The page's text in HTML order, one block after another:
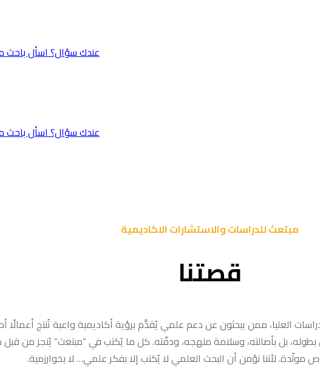
عندك سؤال؟ اسأل
عندك سؤال؟ اسأل
مبتعث للدراسات والاستشارات الاكاديمية
قصتنا
العليا، ممن يبحثون عن دعم علمي يُقدَّم برؤية أكاديمية واعية تُنتج
بطوله، بل بأصالته، وسلامة منهجه، ودقّته. كل ما يُكتب في “مبتعث” يُنجز من
مولّدة. لأننا نؤمن أن البحث العلمي لا يُكتب إلا بفكر علمي… لا بخوارزمية.